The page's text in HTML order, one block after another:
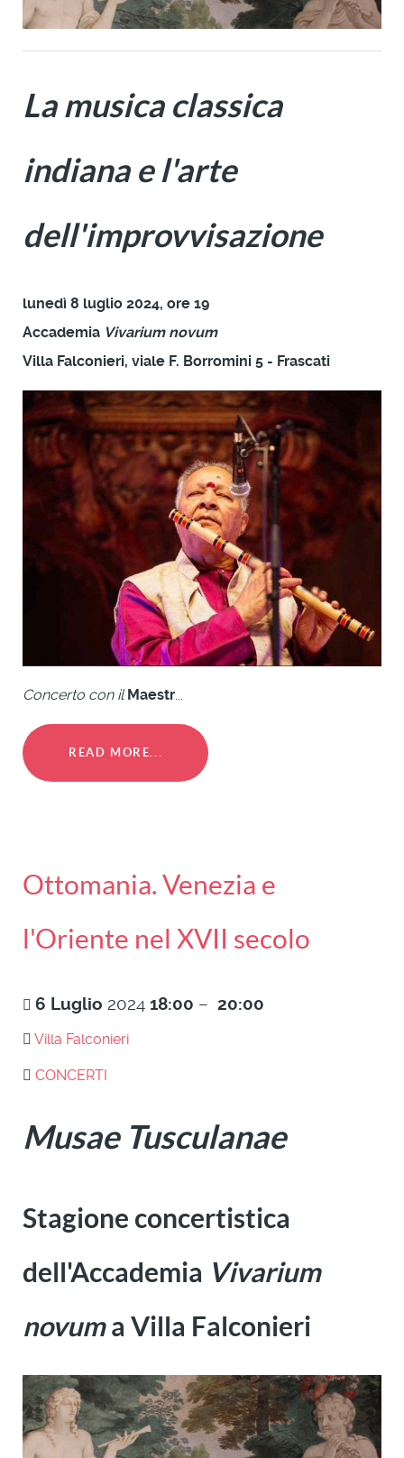
La musica classica
indiana e l'arte
dell'improvvisazione
lunedì 8 luglio 2024, ore 19
Accademia Vivarium novum
Villa Falconieri, viale F. Borromini 5 - Frascati
Concerto con il Maestr...
READ MORE...
Ottomania. Venezia e
l'Oriente nel XVII secolo
6 Luglio 2024 18:00 – 20:00
Villa Falconieri
CONCERTI
Musae Tusculanae
Stagione concertistica
dell'Accademia Vivarium
novum a Villa Falconieri